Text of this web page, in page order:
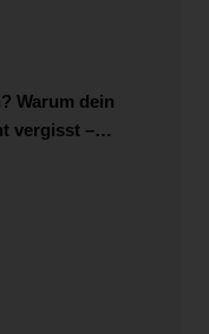
Warum dein
vergisst –